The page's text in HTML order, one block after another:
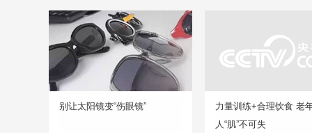
别让太阳镜变“伤眼镜”
力量训练+合理饮食 老
人“肌”不可失